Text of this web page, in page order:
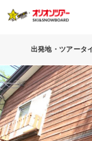
出発地・ツアータ